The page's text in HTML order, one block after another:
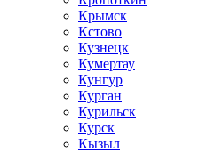
Крымск
Кстово
Кузнецк
Кумертау
Кунгур
Курган
Курильск
Курск
Кызыл